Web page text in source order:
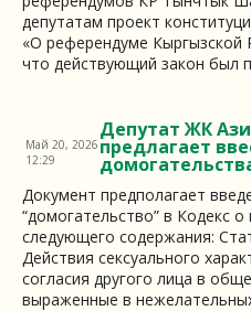
депутатам проект
«О референдуме Кыргызской
что действующий закон был
Депутат ЖК
предлагает
Май 20, 2026
12:29
Документ предполагает
“домогательство” в Кодекс
следующего содержания:
Действия сексуального
согласия другого лица в
выраженные в